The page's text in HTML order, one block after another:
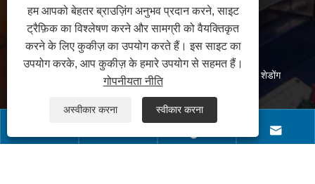
+86-532-81126661
info@worldextruder.com
नुओज़ुआंग, सानलिहे कार्यालय, जियाओझोउ शहर, क़िंगदाओ शहर, शेडोंग
कॉपीराइट © 2024 क़िंगदाओ लॉन्गचांगजी मशीनरी कं, लिमिटेड सर्वाधिकार सुरक्षित।Links|

हम आपको बेहतर ब्राउज़िंग अनुभव प्रदान करने, साइट
ट्रैफ़िक का विश्लेषण करने और सामग्री को वैयक्तिकृत
करने के लिए कुकीज़ का उपयोग करते हैं। इस साइट का
उपयोग करके, आप कुकीज़ के हमारे उपयोग से सहमत हैं।
गोपनीयता नीति
अस्वीकार करना स्वीकार करना